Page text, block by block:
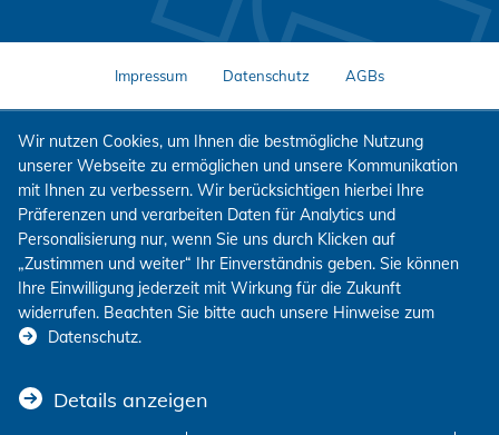
Impressum Datenschutz AGBs
Wir nutzen Cookies, um Ihnen die bestmögliche Nutzung
unserer Webseite zu ermöglichen und unsere Kommunikation
mit Ihnen zu verbessern. Wir berücksichtigen hierbei Ihre
Präferenzen und verarbeiten Daten für Analytics und
Personalisierung nur, wenn Sie uns durch Klicken auf
„Zustimmen und weiter“ Ihr Einverständnis geben. Sie können
Ihre Einwilligung jederzeit mit Wirkung für die Zukunft
widerrufen. Beachten Sie bitte auch unsere Hinweise zum
Datenschutz.
Details anzeigen